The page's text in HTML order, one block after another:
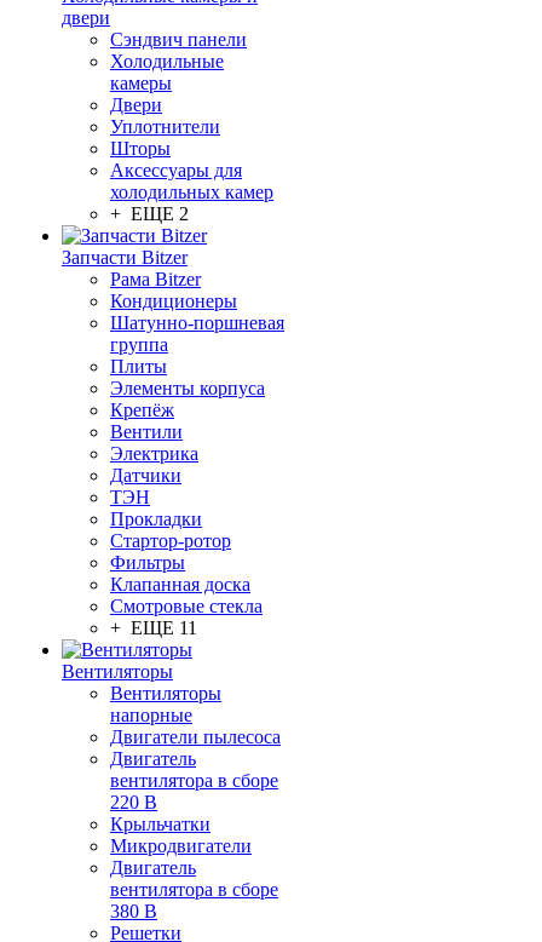
двери
Сэндвич панели
Холодильные
камеры
Двери
Уплотнители
Шторы
Аксессуары для
холодильных камер
+ ЕЩЕ 2
Запчасти Bitzer
Рама Bitzer
Кондиционеры
Шатунно-поршневая
группа
Плиты
Элементы корпуса
Крепёж
Вентили
Электрика
Датчики
ТЭН
Прокладки
Стартор-ротор
Фильтры
Клапанная доска
Смотровые стекла
+ ЕЩЕ 11
Вентиляторы
Вентиляторы
напорные
Двигатели пылесоса
Двигатель
вентилятора в сборе
220 В
Крыльчатки
Микродвигатели
Двигатель
вентилятора в сборе
380 В
Решетки